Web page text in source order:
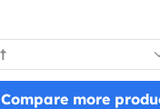
Compare more